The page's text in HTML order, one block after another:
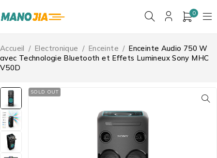
0
Accueil / Electronique / Enceinte / Enceinte Audio 750 W
avec Technologie Bluetooth et Effets Lumineux Sony MHC
V50D
SOLD OUT